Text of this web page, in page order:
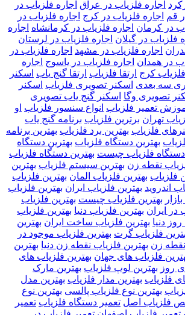
اجاره فلزیاب در عراق اجاره فلزیاب در
قم اجاره فلزیاب در کرج اجاره فلزیاب در
در کرمان اجاره فلزیاب در کرمانشاه اجاره
فلزیاب در گیلان اجاره فلزیاب در لرستان
اجاره فلزیاب در مشهد اجاره فلزیاب در
در همدان اجاره فلزیاب در یاسوج اجاره
کرج ارتقا فلزیاب ارتقا گنج یاب اسکنر
سه بعدی اسکنر تصویری فلزیاب اسکنر
تصویری وگا اسکنر گنج یاب تصویری
تعمیر فلزیاب انواع سنسور فلزیاب او
تهران برترین فلزیاب برنامه گنج یاب
فلزیاب بهترین برد فلزیاب بهترین برنامه
بهترین دستگاه فلزیاب بهترین دستگاه
دستگاه فلزیاب چیست بهترین دستگاه فلزیاب
نقطه زن بهترین سیستم فلزیاب بهترین
فلزیاب بهترین فلزیاب المان بهترین فلزیاب
اندروید بهترین فلزیاب ایران بهترین فلزیاب
بهترین فلزیاب چیست بهترین فلزیاب
در ایران بهترین فلزیاب دنیا بهترین فلزیاب
دنیا بهترین فلزیاب ساخت ایران بهترین
فلزیاب گرت بهترین فلزیاب موجود در
نقطه زن بهترین فلزیاب نقطه زن دنیا بهترین
فلزیاب های جهان بهترین فلزیاب های
روز بهترین لوپ فلزیاب بهترین مارک
فلزیاب بهترین مدار فلزیاب بهترین مدل
بهترین نوع فلزیاب پالسی بهترین نوع
فلزیاب اصل تعمیر دستگاه فلزیاب تعمیر